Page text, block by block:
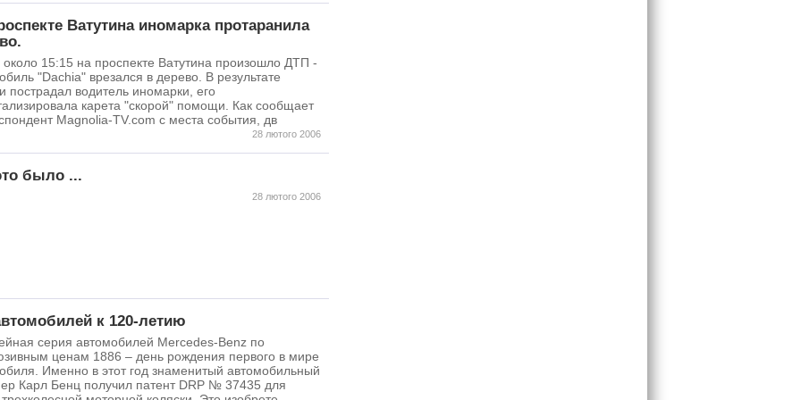
Ватутина иномарка протаранила
15:15 на проспекте Ватутина произошло ДТП -
"Dachia" врезался в дерево. В результате
пострадал водитель иномарки, его
карета "скорой" помощи. Как сообщает
Magnolia-TV.com с места события, дв
28 лютого 2006
было ...
28 лютого 2006
к 120-летию
серия автомобилей Mercedes-Benz по
ценам 1886 – день рождения первого в мире
Именно в этот год знаменитый автомобильный
Карл Бенц получил патент DRP № 37435 для